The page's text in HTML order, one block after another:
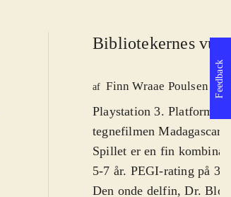
Bibliotekernes
af Finn Wraae Poulsen
Playstation 3.
tegnefilmen
Spillet er en fin
5-7 år. PEGI-rating på 3.
Den onde delfin, Dr.
Feedback